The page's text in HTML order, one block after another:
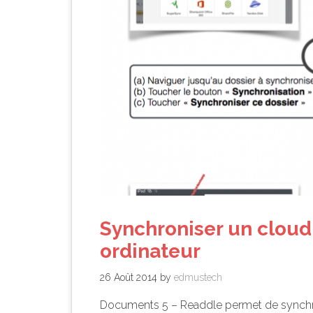
Synchroniser un
ordinateur
26 Août 2014 by edmustech
Documents 5 – Readdle permet de